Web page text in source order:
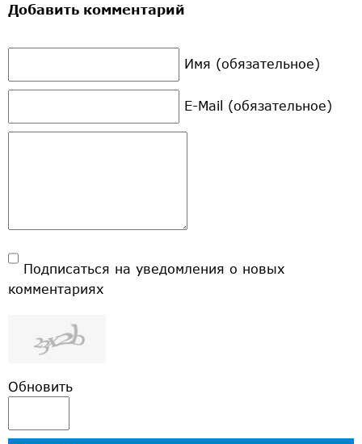
Добавить комментарий
Имя (обязательное)
E-Mail (обязательное)
Подписаться на уведомления о новых
комментариях
Обновить